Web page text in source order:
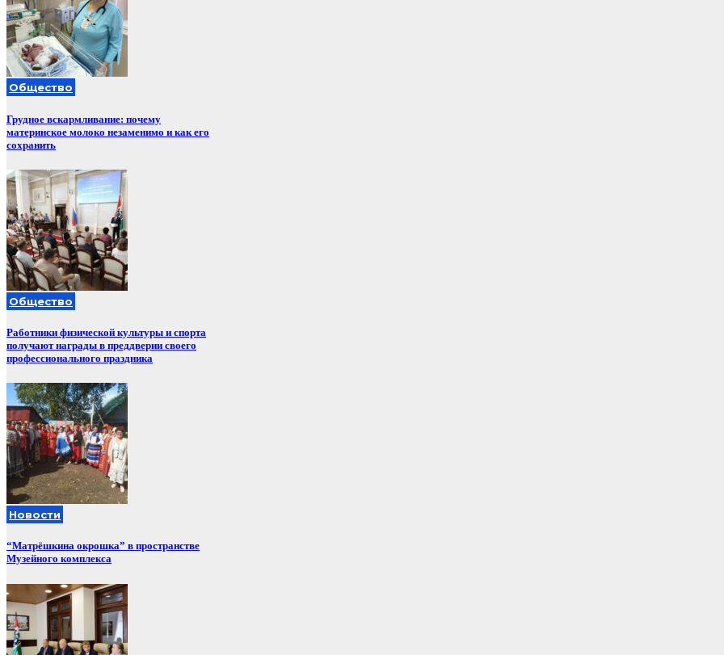
Общество
Грудное вскармливание: почему
материнское молоко незаменимо и как его
сохранить
Общество
Работники физической культуры и спорта
получают награды в преддверии своего
профессионального праздника
Новости
“Матрёшкина окрошка” в пространстве
Музейного комплекса